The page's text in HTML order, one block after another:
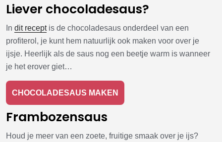
Liever chocoladesaus?
In dit receptis de chocoladesaus onderdeel van een
profiterol, je kunt hem natuurlijk ook maken voor over je
ijsje. Heerlijk als de saus nog een beetje warm is wanneer
je het erover giet…
CHOCOLADESAUS MAKEN
Frambozensaus
Houd je meer van een zoete, fruitige smaak over je ijs?